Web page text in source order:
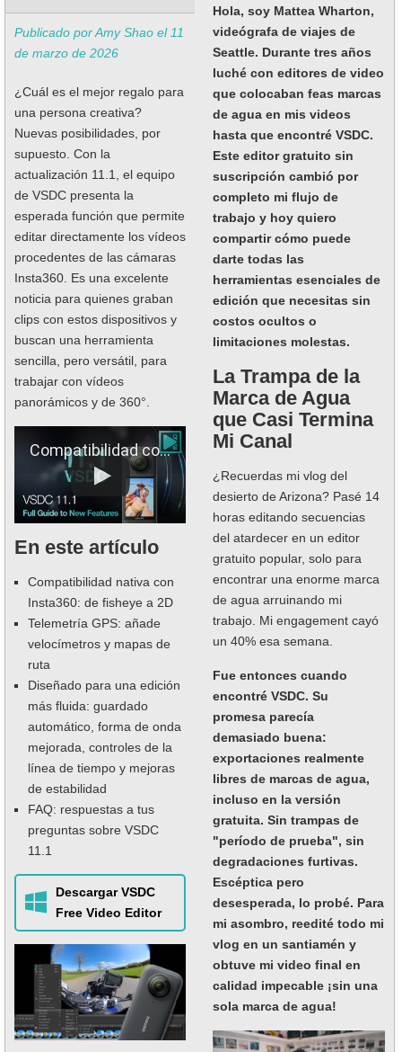
Publicado por Amy Shao el 11
de marzo de 2026
¿Cuál es el mejor regalo para
una persona creativa?
Nuevas posibilidades, por
supuesto. Con la
actualización 11.1, el equipo
de VSDC presenta la
esperada función que permite
editar directamente los vídeos
procedentes de las cámaras
Insta360. Es una excelente
noticia para quienes graban
clips con estos dispositivos y
buscan una herramienta
sencilla, pero versátil, para
trabajar con vídeos
panorámicos y de 360°.
Compatibilidad con Insta360, datos de telemetría, HDR y audio mejorados.
En este artículo
Compatibilidad nativa con
Insta360: de fisheye a 2D
Telemetría GPS: añade
velocímetros y mapas de
ruta
Diseñado para una edición
más fluida: guardado
automático, forma de onda
mejorada, controles de la
línea de tiempo y mejoras
de estabilidad
FAQ: respuestas a tus
preguntas sobre VSDC
11.1
Descargar VSDC
Free Video Editor
Hola, soy Mattea Wharton,
videógrafa de viajes de
Seattle. Durante tres años
luché con editores de video
que colocaban feas marcas
de agua en mis videos
hasta que encontré VSDC.
Este editor gratuito sin
suscripción cambió por
completo mi flujo de
trabajo y hoy quiero
compartir cómo puede
darte todas las
herramientas esenciales de
edición que necesitas sin
costos ocultos o
limitaciones molestas.
La Trampa de la
Marca de Agua
que Casi Termina
Mi Canal
¿Recuerdas mi vlog del
desierto de Arizona? Pasé 14
horas editando secuencias
del atardecer en un editor
gratuito popular, solo para
encontrar una enorme marca
de agua arruinando mi
trabajo. Mi engagement cayó
un 40% esa semana.
Fue entonces cuando
encontré VSDC. Su
promesa parecía
demasiado buena:
exportaciones realmente
libres de marcas de agua,
incluso en la versión
gratuita. Sin trampas de
"período de prueba", sin
degradaciones furtivas.
Escéptica pero
desesperada, lo probé. Para
mi asombro, reedité todo mi
vlog en un santiamén y
obtuve mi video final en
calidad impecable ¡sin una
sola marca de agua!